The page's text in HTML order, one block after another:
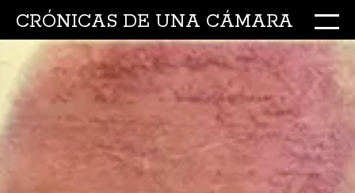
CRÓNICAS DE UNA CÁMARA
Ir
al